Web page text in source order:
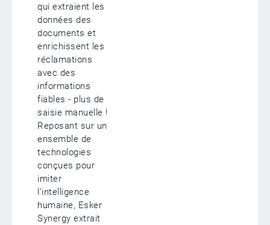
qui extraient les
données des
documents et
enrichissent les
réclamations
avec des
informations
fiables - plus de
saisie manuelle !
Reposant sur un
ensemble de
technologies
conçues pour
imiter
l'intelligence
humaine, Esker
Synergy extrait